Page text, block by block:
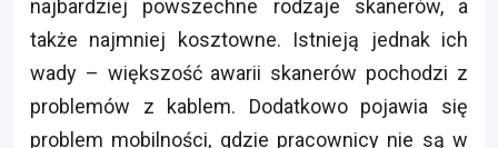
najbardziej powszechne rodzaje skanerów, a
także najmniej kosztowne. Istnieją jednak ich
wady – większość awarii skanerów pochodzi z
problemów z kablem. Dodatkowo pojawia się
problem mobilności, gdzie pracownicy nie są w